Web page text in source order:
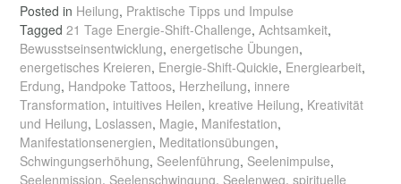
Posted in Heilung, Praktische Tipps und Impulse
Tagged 21 Tage Energie-Shift-Challenge, Achtsamkeit,
Bewusstseinsentwicklung, energetische Übungen,
energetisches Kreieren, Energie-Shift-Quickie, Energiearbeit,
Erdung, Handpoke Tattoos, Herzheilung, innere
Transformation, intuitives Heilen, kreative Heilung, Kreativität
und Heilung, Loslassen, Magie, Manifestation,
Manifestationsenergien, Meditationsübungen,
Schwingungserhöhung, Seelenführung, Seelenimpulse,
Seelenmission, Seelenschwingung, Seelenweg, spirituelle